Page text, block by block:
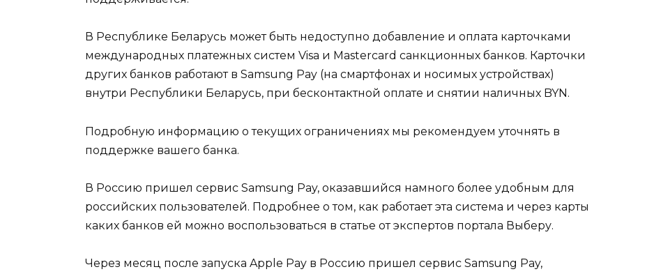
В Республике Беларусь может быть недоступно добавление и оплата карточками
международных платежных систем Visa и Mastercard санкционных банков. Карточки
других банков работают в Samsung Pay (на смартфонах и носимых устройствах)
внутри Республики Беларусь, при бесконтактной оплате и снятии наличных BYN.
Подробную информацию о текущих ограничениях мы рекомендуем уточнять в
поддержке вашего банка.
В Россию пришел сервис Samsung Pay, оказавшийся намного более удобным для
российских пользователей. Подробнее о том, как работает эта система и через карты
каких банков ей можно воспользоваться в статье от экспертов портала Выберу.
Через месяц после запуска Apple Pay в Россию пришел сервис Samsung Pay,